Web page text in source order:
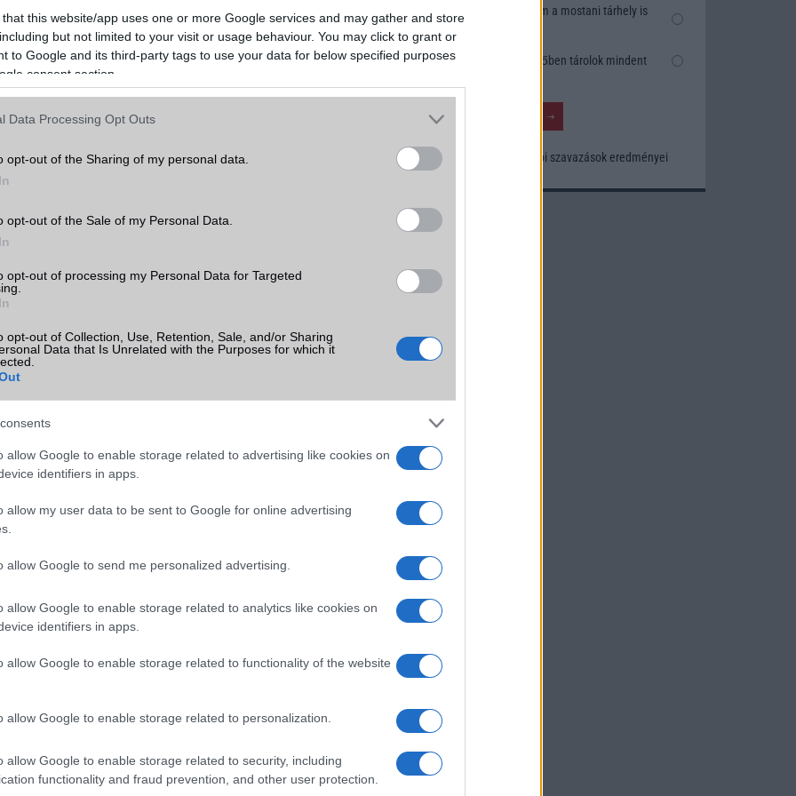
that this website/app uses one or more Google services and may gather and store
but not limited to your visit or usage behaviour. You may click to grant or
to Google and its third-party tags to use your data for below specified purposes
consent section.
Data Processing Opt Outs
opt-out of the Sharing of my personal data.
opt-out of the Sale of my Personal Data.
opt-out of processing my Personal Data for Targeted
opt-out of Collection, Use, Retention, Sale, and/or Sharing
Data that Is Unrelated with the Purposes for which it
allow Google to enable storage related to advertising like cookies on
identifiers in apps.
allow my user data to be sent to Google for online advertising
allow Google to send me personalized advertising.
allow Google to enable storage related to analytics like cookies on
identifiers in apps.
allow Google to enable storage related to functionality of the website
allow Google to enable storage related to personalization.
allow Google to enable storage related to security, including
functionality and fraud prevention, and other user protection.
Összességében, a használt két óra alatt elmondás alapján jobbnak
elődje, de ez nem túl meglepő egy friss zászlóshajó esetében.
linkek:
kiemelt ajánlatok
Ultra
350.000 Ft (új)
222.000 Ft (új)
népszerű Samsung
érintett modellekről
iPhone 18 bemutató dátum -
ekkor rántja le a leplet az
Apple az új csúcsmobilokról
2026.06.29| Phone Arena
Nem, nekem a mostani tárhely is
Inkább felhőben tárolok mindent
Korábbi szavazások eredményei